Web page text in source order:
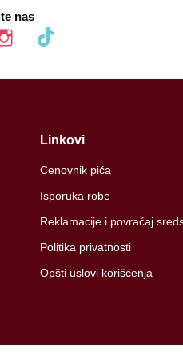
nas
tiktok
Linkovi
Cenovnik pića
Isporuka robe
Reklamacije i povraćaj
Politika privatnosti
Opšti uslovi korišćenja